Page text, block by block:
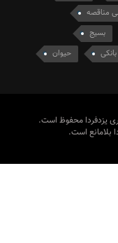
مناقصه
بسیج
حیوان
یزدفردا محفوظ است.
بلامانع است.